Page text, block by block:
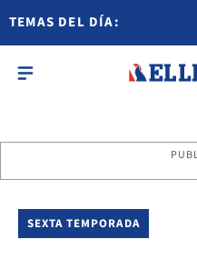
TEMAS DEL DÍA:
SEXTA TEMPORADA